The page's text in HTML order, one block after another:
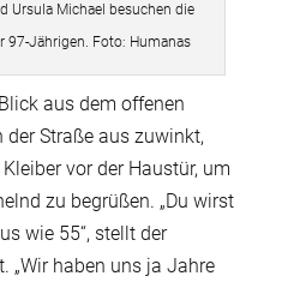
Ursula Michael besuchen die
97-Jährigen. Foto: Humanas
aus dem offenen
der Straße aus zuwinkt,
vor der Haustür, um
zu begrüßen. „Du wirst
wie 55“, stellt der
„Wir haben uns ja Jahre